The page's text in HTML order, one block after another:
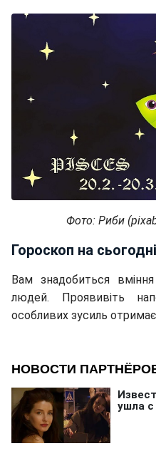
Фото: Риби
Гороскоп на
Вам знадобиться
людей. Проявивіть
особливих зусиль